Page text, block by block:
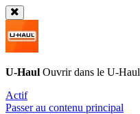
U-Haul Ouvrir dans le U-Haul
Actif
Passer au contenu principal